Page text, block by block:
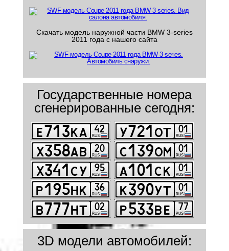
Скачать модель наружной части BMW 3-series
2011 года с нашего сайта
Государственные номера
сгенерированные сегодня:
3D модели автомобилей: